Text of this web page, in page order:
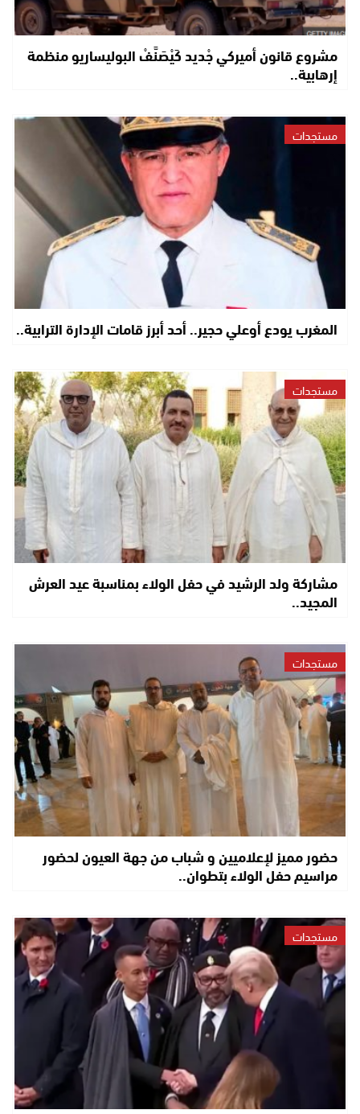
مشروع قانون أميركي جْديد كَيْصَنَّفْ البوليساريو منظمة
إرهابية..
مستجدات
المغرب يودع أوعلي حجير.. أحد أبرز قامات الإدارة الترابية..
مستجدات
مشاركة ولد الرشيد في حفل الولاء بمناسبة عيد العرش
المجيد..
مستجدات
حضور مميز لإعلاميين و شباب من جهة العيون لحضور
مراسيم حفل الولاء بتطوان..
مستجدات